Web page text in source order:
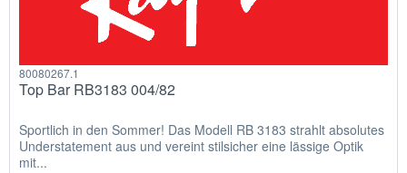
80080267.1
Top Bar RB3183 004/82
Sportlich in den Sommer! Das Modell RB 3183 strahlt absolutes
Understatement aus und vereint stilsicher eine lässige Optik
mit...